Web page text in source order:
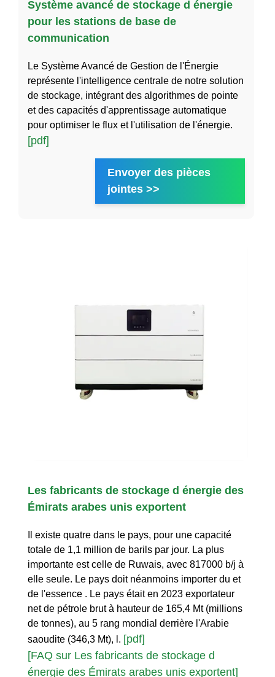
Système avancé de stockage d énergie
pour les stations de base de
communication
Le Système Avancé de Gestion de l'Énergie
représente l'intelligence centrale de notre solution
de stockage, intégrant des algorithmes de pointe
et des capacités d'apprentissage automatique
pour optimiser le flux et l'utilisation de l'énergie.
[pdf]
Envoyer des pièces
jointes >>
Les fabricants de stockage d énergie des
Émirats arabes unis exportent
Il existe quatre dans le pays, pour une capacité
totale de 1,1 million de barils par jour. La plus
importante est celle de Ruwais, avec 817000 b/j à
elle seule. Le pays doit néanmoins importer du et
de l'essence . Le pays était en 2023 exportateur
net de pétrole brut à hauteur de 165,4 Mt (millions
de tonnes), au 5 rang mondial derrière l'Arabie
saoudite (346,3 Mt), l. [pdf]
[FAQ sur Les fabricants de stockage d
énergie des Émirats arabes unis exportent]